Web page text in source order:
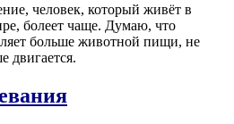
человек, который живёт в
болеет чаще. Думаю, что
больше животной пищи, не
двигается.